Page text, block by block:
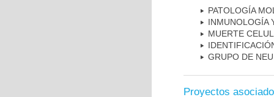
PATOLOGÍA
INMUNOLOGÍA
MUERTE
GRUPO DE
Proyectos